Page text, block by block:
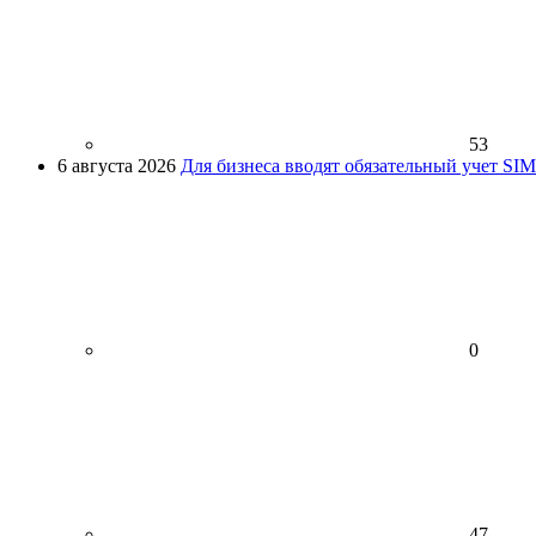
53
6 августа 2026 Для бизнеса вводят обязательный учет
0